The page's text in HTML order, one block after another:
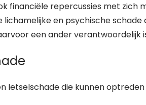
financiële repercussies met zich
en psychische
een ander verantwoordelijk
letselschade die kunnen